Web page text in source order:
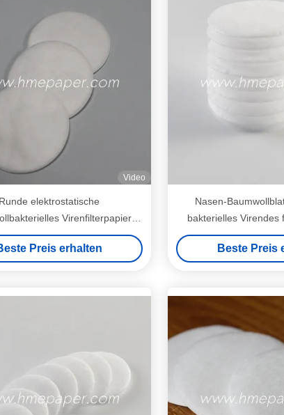
Video
Runde elektrostatische
Virenfilterpapier
0.98mm
Preis erhalten
Nasen-
bakterielles Virendes
Beste Preis